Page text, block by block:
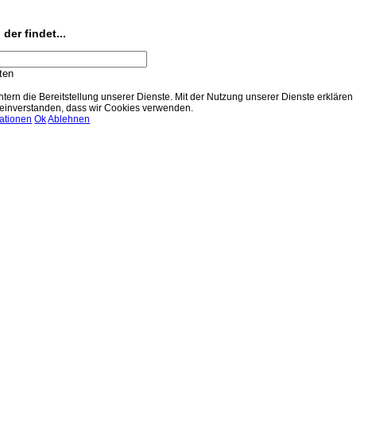
der findet...
die Bereitstellung unserer Dienste. Mit der Nutzung unserer Dienste erklären
dass wir Cookies verwenden.
OkAblehnen